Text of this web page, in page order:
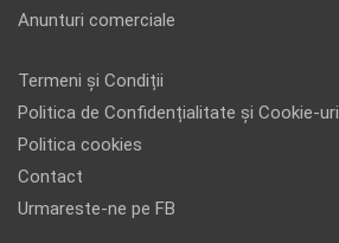
Anunturi comerciale
Termeni și Condiții
Politica de Confidențialitate și Cookie-uri
Politica cookies
Contact
Urmareste-ne pe FB